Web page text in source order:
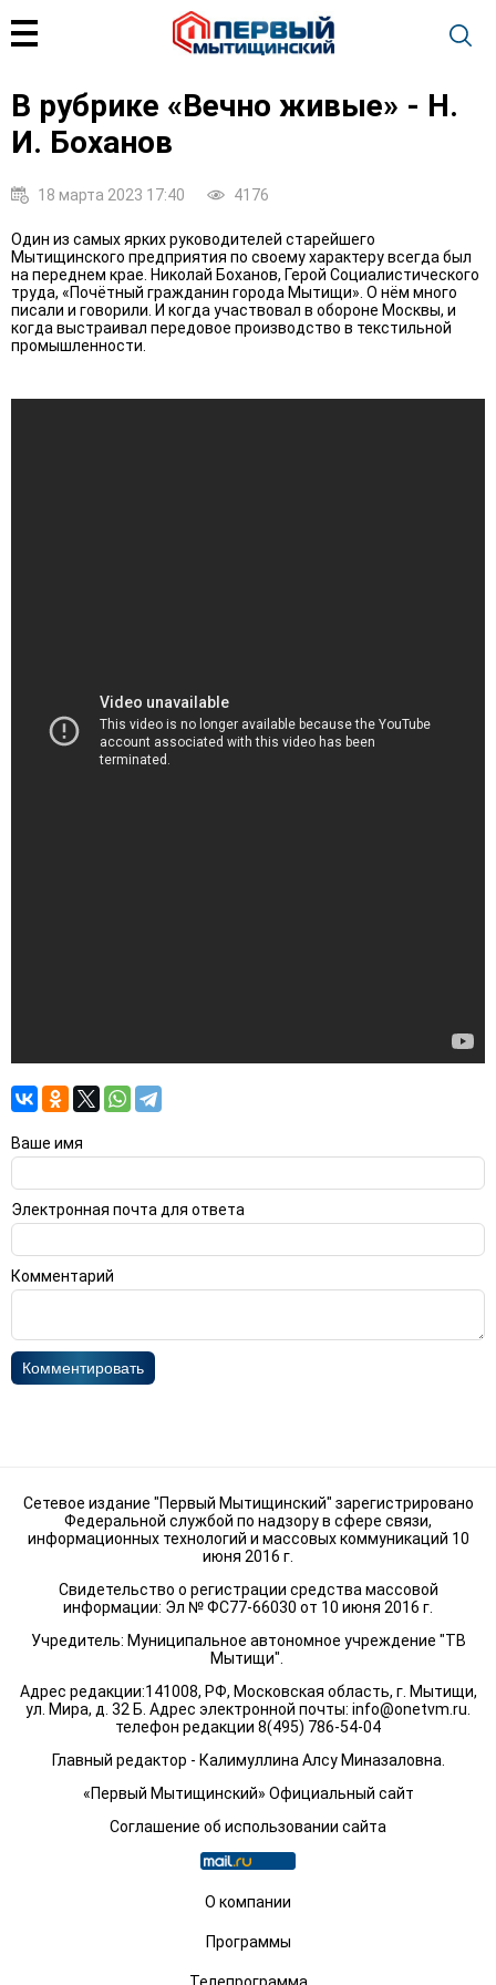
В рубрике «Вечно живые» - Н.
И. Боханов
18 марта 2023 17:40 4176
Один из самых ярких руководителей старейшего
Мытищинского предприятия по своему характеру всегда был
на переднем крае. Николай Боханов, Герой Социалистического
труда, «Почётный гражданин города Мытищи». О нём много
писали и говорили. И когда участвовал в обороне Москвы, и
когда выстраивал передовое производство в текстильной
промышленности.
Ваше имя
Электронная почта для ответа
Комментарий
Комментировать
Сетевое издание "Первый Мытищинский" зарегистрировано
Федеральной службой по надзору в сфере связи,
информационных технологий и массовых коммуникаций 10
июня 2016 г.
Свидетельство о регистрации средства массовой
информации: Эл № ФС77-66030 от 10 июня 2016 г.
Учредитель: Муниципальное автономное учреждение "ТВ
Мытищи".
Адрес редакции:141008, РФ, Московская область, г. Мытищи,
ул. Мира, д. 32 Б. Адрес электронной почты: info@onetvm.ru
телефон редакции 8(495) 786-54-04
Главный редактор - Калимуллина Алсу Миназаловна.
«Первый Мытищинский» Официальный сайт
Соглашение об использовании сайта
О компании
Программы